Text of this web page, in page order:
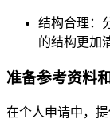
结构合理：
的结构更加
准备参考资料
在个人申请中，